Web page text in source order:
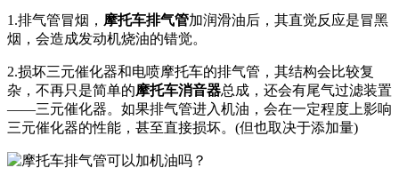
1.排气管冒烟， 摩托车排气管加润滑油后，其直觉反应是冒黑
烟，会造成发动机烧油的错觉。
2.损坏三元催化器和电喷摩托车的排气管，其结构会比较复
杂，不再只是简单的摩托车消音器总成，还会有尾气过滤装置
——三元催化器。如果排气管进入机油，会在一定程度上影响
三元催化器的性能，甚至直接损坏。(但也取决于添加量)